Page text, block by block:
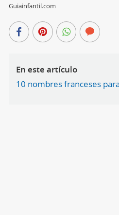
Guiainfantil.com
En este artículo
10 nombres franceses